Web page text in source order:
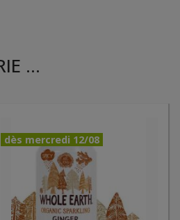
...
dès mercredi 12/08